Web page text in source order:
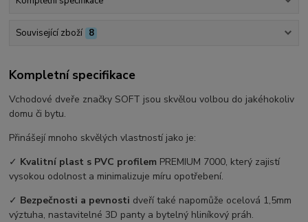
Související zboží 8
Kompletní specifikace
Vchodové dveře značky SOFT jsou skvělou volbou do jakéhokoliv
domu či bytu.
Přinášejí mnoho skvělých vlastností jako je:
✓ Kvalitní plast s PVC profilem PREMIUM 7000, který zajistí
vysokou odolnost a minimalizuje míru opotřebení.
✓ Bezpečnosti a pevnosti dveří také napomůže ocelová 1,5mm
výztuha, nastavitelné 3D panty a bytelný hliníkový práh.